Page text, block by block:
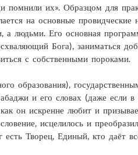
помнили их». Образцом для
на основные провидческие
а людьми. Его основная
Бога), заниматься
с собственными пороками.
образования),
и его словах (даже если
он искренне любит и
исцелилось и
есть Творец, Единый, кто даёт